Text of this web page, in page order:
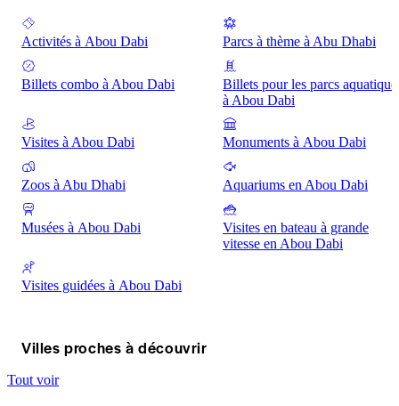
Activités à Abou Dabi Parcs à thème à Abu Dhabi
Billets combo à Abou Dabi
Billets pour les parcs
à Abou Dabi
Visites à Abou Dabi Monuments à Abou Dabi
Zoos à Abu Dhabi Aquariums en Abou Dabi
Musées à Abou Dabi
Visites en bateau à grande
vitesse en Abou Dabi
Visites guidées à Abou Dabi
Villes proches à découvrir
Tout voir